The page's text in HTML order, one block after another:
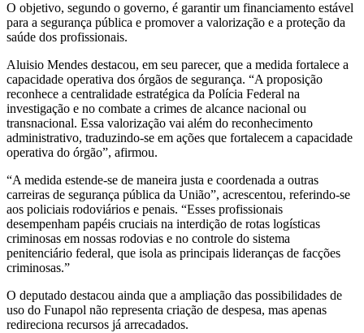
O objetivo, segundo o governo, é garantir um financiamento estável
para a segurança pública e promover a valorização e a proteção da
saúde dos profissionais.
Aluisio Mendes destacou, em seu parecer, que a medida fortalece a
capacidade operativa dos órgãos de segurança. “A proposição
reconhece a centralidade estratégica da Polícia Federal na
investigação e no combate a crimes de alcance nacional ou
transnacional. Essa valorização vai além do reconhecimento
administrativo, traduzindo-se em ações que fortalecem a capacidade
operativa do órgão”, afirmou.
“A medida estende-se de maneira justa e coordenada a outras
carreiras de segurança pública da União”, acrescentou, referindo-se
aos policiais rodoviários e penais. “Esses profissionais
desempenham papéis cruciais na interdição de rotas logísticas
criminosas em nossas rodovias e no controle do sistema
penitenciário federal, que isola as principais lideranças de facções
criminosas.”
O deputado destacou ainda que a ampliação das possibilidades de
uso do Funapol não representa criação de despesa, mas apenas
redireciona recursos já arrecadados.